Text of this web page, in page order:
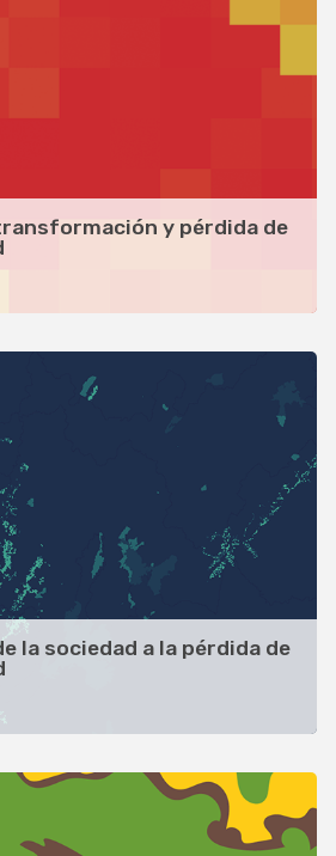
y pérdida de
la sociedad a la pérdida de